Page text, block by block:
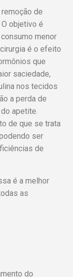
de
objetivo é
menor
é o efeito
que
saciedade,
nos tecidos
a perda de
apetite.
de que se trata
ser
de
é a melhor
as
do